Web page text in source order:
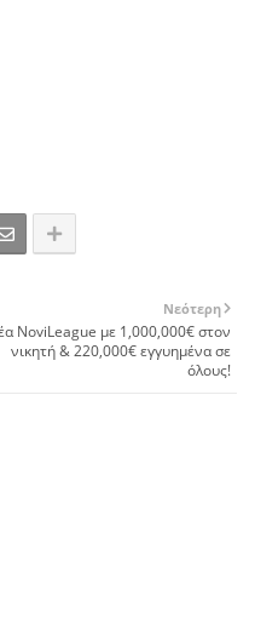
Νεότερη
NoviLeague με 1,000,000€ στον
νικητή & 220,000€ εγγυημένα σε
όλους!